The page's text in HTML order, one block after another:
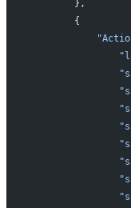
        },
        {